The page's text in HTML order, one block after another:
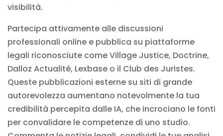
visibilità.
Partecipa attivamente alle discussioni
professionali online e pubblica su piattaforme
legali riconosciute come Village Justice, Doctrine,
Dalloz Actualité, Lexbase o il Club des Juristes.
Queste pubblicazioni esterne su siti di grande
autorevolezza aumentano notevolmente la tua
credibilità percepita dalle IA, che incrociano le fonti
per convalidare le competenze di uno studio.